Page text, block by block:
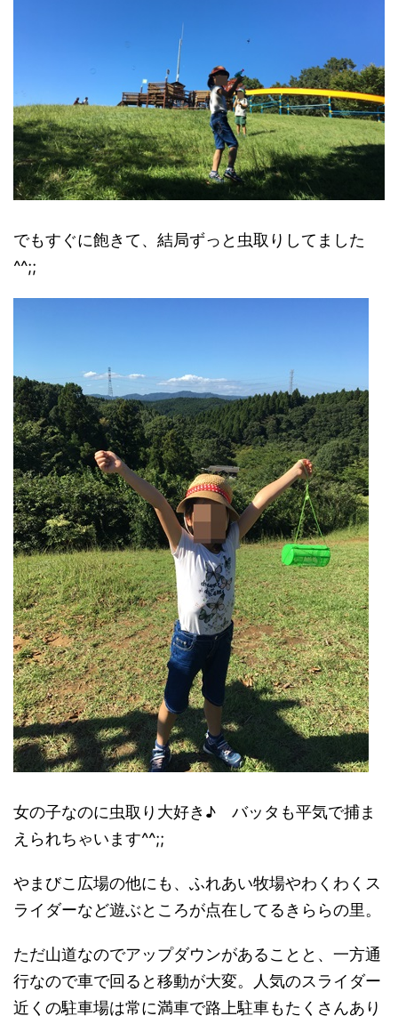
でもすぐに飽きて、結局ずっと虫取りしてました
^^;;
女の子なのに虫取り大好き♪ バッタも平気で捕ま
えられちゃいます^^;;
やまびこ広場の他にも、ふれあい牧場やわくわくス
ライダーなど遊ぶところが点在してるきららの里。
ただ山道なのでアップダウンがあることと、一方通
行なので車で回ると移動が大変。人気のスライダー
近くの駐車場は常に満車で路上駐車もたくさんあり